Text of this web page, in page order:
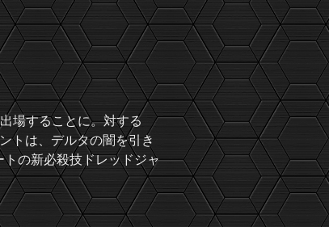
場することに。対する
トは、デルタの闇を引き
の新必殺技ドレッドジャ